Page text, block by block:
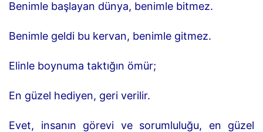
Benimle başlayan dünya, benimle bitmez.
Benimle geldi bu kervan, benimle gitmez.
Elinle boynuma taktığın ömür;
En güzel hediyen, geri verilir.
Evet, insanın görevi ve sorumluluğu, en güzel